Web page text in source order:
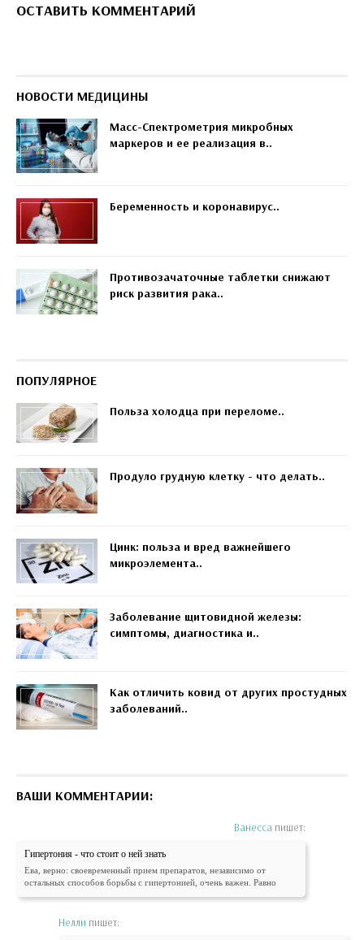
ОСТАВИТЬ КОММЕНТАРИЙ
НОВОСТИ МЕДИЦИНЫ
Масс-Спектрометрия микробных
маркеров и ее реализация в..
Беременность и коронавирус..
Противозачаточные таблетки снижают
риск развития рака..
ПОПУЛЯРНОЕ
Польза холодца при переломе..
Продуло грудную клетку - что делать..
Цинк: польза и вред важнейшего
микроэлемента..
Заболевание щитовидной железы:
симптомы, диагностика и..
Как отличить ковид от других простудных
заболеваний..
ВАШИ КОММЕНТАРИИ:
Ванесса пишет:
Гипертония - что стоит о ней знать
Ева, верно: своевременный прием препаратов, независимо от
остальных способов борьбы с гипертонией, очень важен. Равно
Нелли пишет: